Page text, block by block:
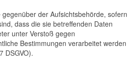
der Aufsichtsbehörde, sofern
dass die sie betreffenden Daten
unter Verstoß gegen
Bestimmungen verarbeitet werden
DSGVO).